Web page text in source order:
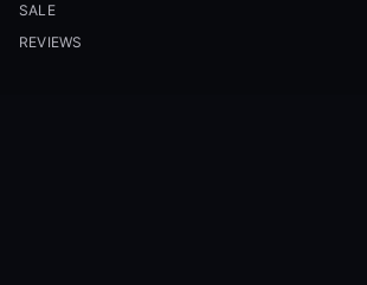
SALE
REVIEWS